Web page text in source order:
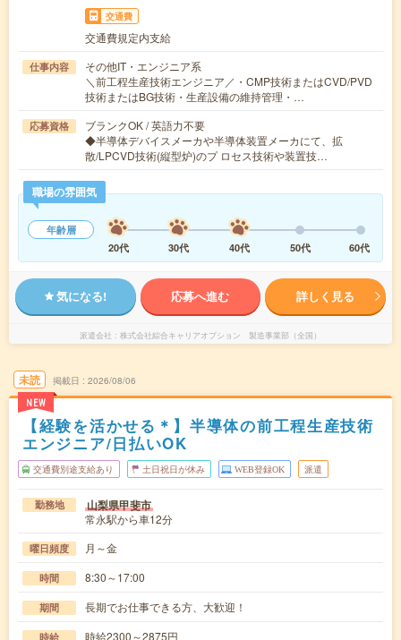
交通費
交通費規定内支給
仕事内容
その他IT・エンジニア系
＼前工程生産技術エンジニア／・CMP技術またはCVD/PVD
技術またはBG技術・生産設備の維持管理・…
応募資格
ブランクOK / 英語力不要
◆半導体デバイスメーカや半導体装置メーカにて、拡
散/LPCVD技術(縦型炉)のプ ロセス技術や装置技…
職場の雰囲気
年齢層
20代
30代 40代 50代 60代
気になる! 応募へ進む 詳しく見る
派遣会社 株式会社綜合キャリアオプション 製造事業部（全国）
未読
NEW
掲載日 2026/08/06
【経験を活かせる＊】半導体の前工程生産技術
エンジニア/日払いOK
交通費別途支給あり 土日祝日が休み WEB登録OK 派遣
勤務地 山梨県甲斐市
常永駅から車12分
曜日頻度 月～金
時間 8:30～17:00
期間 長期でお仕事できる方、大歓迎！
時給 時給2300～2875円